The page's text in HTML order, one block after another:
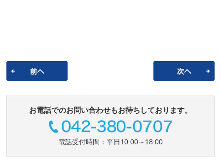
お電話でのお問い合わせもお待ちしております。
電話受付時間：平日10:00～18:00